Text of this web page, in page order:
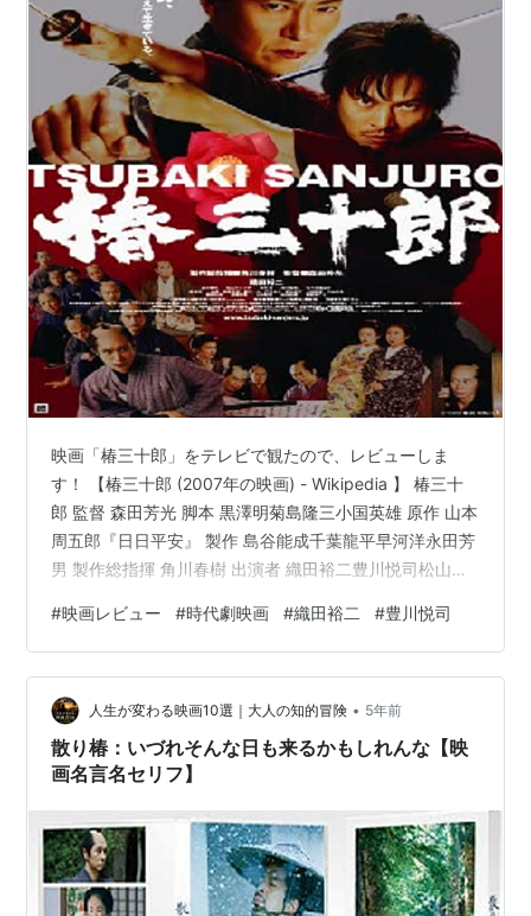
映画「椿三十郎」をテレビで観たので、レビューしま
す！ 【椿三十郎 (2007年の映画) - Wikipedia 】 椿三十
郎 監督 森田芳光 脚本 黒澤明菊島隆三小国英雄 原作 山本
周五郎『日日平安』 製作 島谷能成千葉龍平早河洋永田芳
男 製作総指揮 角川春樹 出演者 織田裕二豊川悦司松山ケ
林稔侍中村玉緒藤田まこと 音楽 大島ミチル 撮影 浜田毅
編集 田中慎二 配給 東宝 公開 2007年12月1日 上映時間
119分 製作国 日本 言語 日本語 興行収入 11.4億 【映画
「椿三十郎」：内容紹介】 ※椿三十郎 (2007年の映画) -
Wi…
#映画レビュー #時代劇映画 #織田裕二 #豊川悦司
人生が変わる映画10選｜大人の知的冒険 • 5年前
散り椿：いづれそんな日も来るかもしれんな【映
画名言名セリフ】